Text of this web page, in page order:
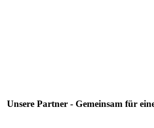
Unsere Partner - Gemeinsam für